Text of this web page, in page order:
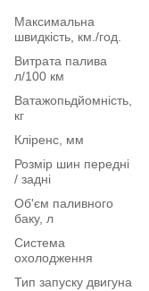
Максимальна
швидкість, км./год.
Витрата палива
л/100 км
Ватажопьдйомність,
кг
Кліренс, мм
Розмір шин передні
/ задні
Об'єм паливного
баку, л
Система
охолодження
Тип запуску двигуна